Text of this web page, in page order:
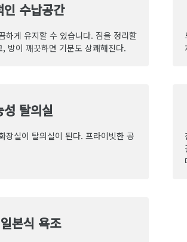
인 수납공간
하게 유지할 수 있습니다. 짐을 정리할
방이 깨끗하면 기분도 상쾌해진다.
성 탈의실
장실이 탈의실이 된다. 프라이빗한 공
본식 욕조